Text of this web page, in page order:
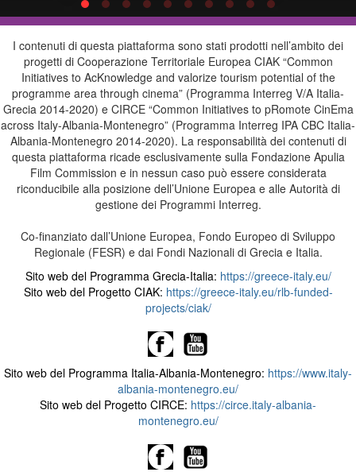
I contenuti di questa piattaforma sono stati prodotti nell’ambito dei
progetti di Cooperazione Territoriale Europea CIAK “Common
Initiatives to AcKnowledge and valorize tourism potential of the
programme area through cinema” (Programma Interreg V/A Italia-
Grecia 2014-2020) e CIRCE “Common Initiatives to pRomote CinEma
across Italy-Albania-Montenegro” (Programma Interreg IPA CBC Italia-
Albania-Montenegro 2014-2020). La responsabilità dei contenuti di
questa piattaforma ricade esclusivamente sulla Fondazione Apulia
Film Commission e in nessun caso può essere considerata
riconducibile alla posizione dell’Unione Europea e alle Autorità di
gestione dei Programmi Interreg.
Co-finanziato dall’Unione Europea, Fondo Europeo di Sviluppo
Regionale (FESR) e dai Fondi Nazionali di Grecia e Italia.
Sito web del Programma Grecia-Italia: https://greece-italy.eu/
Sito web del Progetto CIAK: https://greece-italy.eu/rlb-funded-
projects/ciak/
Sito web del Programma Italia-Albania-Montenegro: https://www.italy-
albania-montenegro.eu/
Sito web del Progetto CIRCE: https://circe.italy-albania-
montenegro.eu/